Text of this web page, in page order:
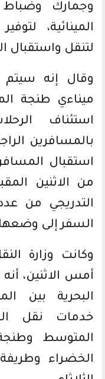
وجمارك
المينائية،
لتنقل واستقبال
وقال إنه سيتم
ميناءي طنجة
استئناف
بالمسافرين
استقبال
من الاثنين
التدريجي من
السفر إلى وضعها
وكانت وزارة
أمس الاثنين،
البحرية بين
خدمات نقل
المتوسط وطنجة
الخضراء وطريفة